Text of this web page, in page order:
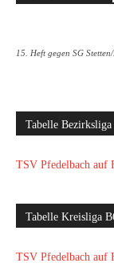
15. Heft gegen SG
Tabelle
TSV Pfedelbach auf
Tabelle Kreisliga
TSV Pfedelbach auf